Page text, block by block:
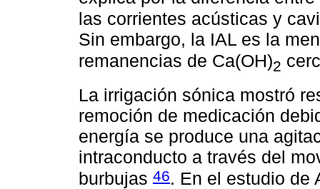
las corrientes acústicas y
Sin embargo, la IAL es la
remanencias de Ca(OH)2
La irrigación sónica mostró
remoción de medicación
energía se produce una
intraconducto a través del
burbujas 46. En el estudio de